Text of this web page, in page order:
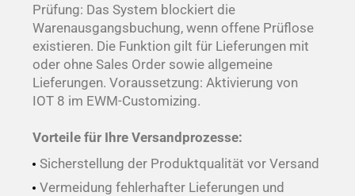
Prüfung: Das System blockiert die
Warenausgangsbuchung, wenn offene Prüflose
existieren. Die Funktion gilt für Lieferungen mit
oder ohne Sales Order sowie allgemeine
Lieferungen. Voraussetzung: Aktivierung von
IOT 8 im EWM-Customizing.
Vorteile für Ihre Versandprozesse:
Sicherstellung der Produktqualität vor Versand
Vermeidung fehlerhafter Lieferungen und